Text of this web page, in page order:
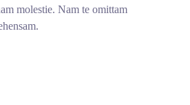
molestie. Nam te omittam